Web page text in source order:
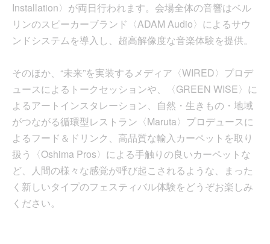
Installation〉が両日行われます。会場全体の音響はベル
リンのスピーカーブランド〈ADAM Audio〉によるサウ
ンドシステムを導入し、超高解像度な音楽体験を提供。
そのほか、“未来”を実装するメディア〈WIRED〉プロデ
ュースによるトークセッションや、〈GREEN WISE〉に
よるアートインスタレーション、自然・生きもの・地域
がつながる循環型レストラン〈Maruta〉プロデュースに
よるフード＆ドリンク、高品質な輸入カーペットを取り
扱う〈Oshima Pros〉による手触りの良いカーペットな
ど、人間の様々な感覚が呼び起こされるような、まった
く新しいタイプのフェスティバル体験をどうぞお楽しみ
ください。